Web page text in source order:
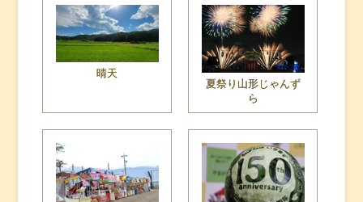
晴天
夏祭り山形じゃんず
ら